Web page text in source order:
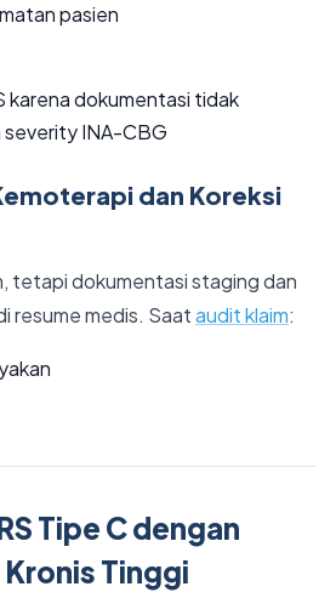
pasien
karena dokumentasi tidak
INA-CBG
dan Koreksi
tetapi dokumentasi staging dan
resume medis. Saataudit klaim:
Tipe C dengan
Tinggi